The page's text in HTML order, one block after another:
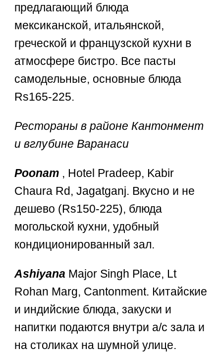
предлагающий блюда
мексиканской, итальянской,
греческой и французской кухни в
атмосфере бистро. Все пасты
самодельные, основные блюда
Rs165-225.
Рестораны в районе Кантонмент
и вглубине Варанаси
Poonam , Hotel Pradeep, Kabir
Chaura Rd, Jagatganj. Вкусно и не
дешево (Rs150-225), блюда
могольской кухни, удобный
кондиционированный зал.
Ashiyana Major Singh Place, Lt
Rohan Marg, Cantonment. Китайские
и индийские блюда, закуски и
напитки подаются внутри a/c зала и
на столиках на шумной улице.